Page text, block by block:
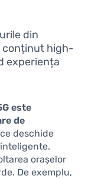
din
conținut high-
experiența
este
de
deschide
orașelor
De exemplu,